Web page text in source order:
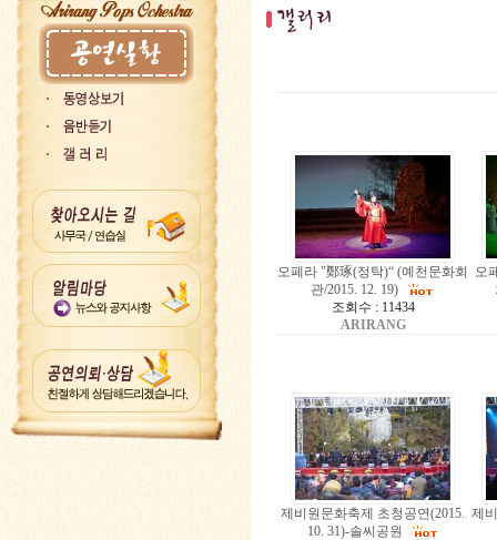
오페라 "鄭琢(정탁)“ (예천문화회
관/2015. 12. 19)
조회수 : 11434
ARIRANG
오
제비원문화축제 초청공연(2015.
10. 31)-솔씨공원
제